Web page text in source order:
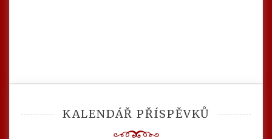
KALENDÁŘ PŘÍSPĚVKŮ